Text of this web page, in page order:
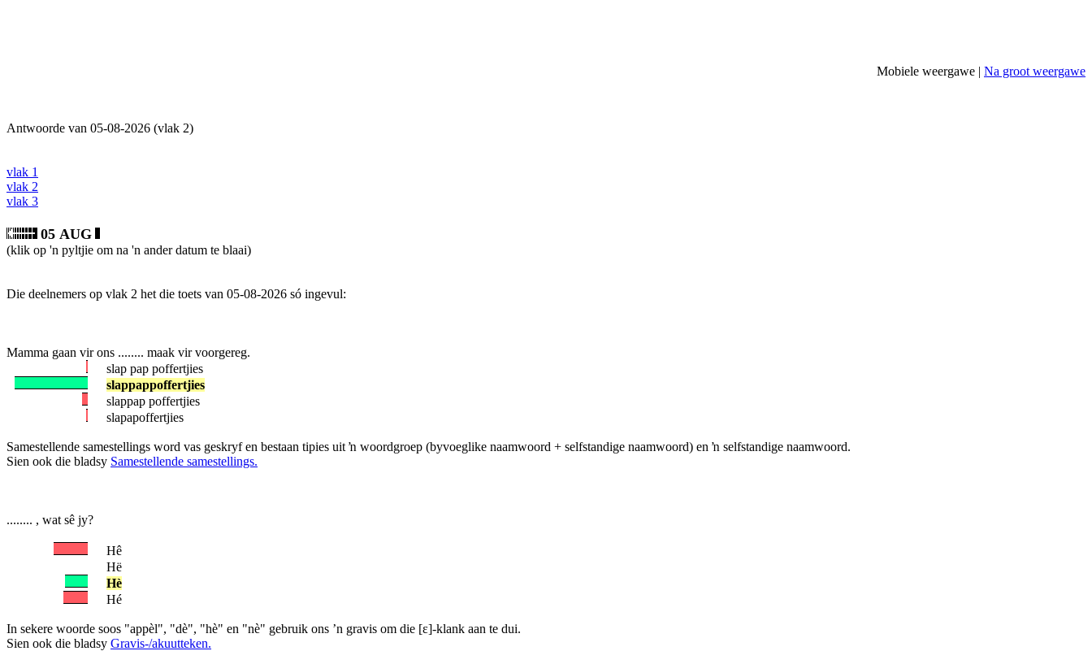
Mobiele weergawe | Na groot weergawe
Antwoorde van 05-08-2026 (vlak 2)
vlak 1
vlak 2
vlak 3
05 AUG
(klik op 'n pyltjie om na 'n ander datum te blaai)
Die deelnemers op vlak 2 het die toets van 05-08-2026 só ingevul:
Mamma gaan vir ons ........ maak vir voorgereg.
slap pap poffertjies
slappappoffertjies
slappap poffertjies
slapapoffertjies
Samestellende samestellings word vas geskryf en bestaan tipies uit ŉ woordgroep (byvoeglike naamwoord + selfstandige naamwoord) en ŉ selfstandige naamwoord.
Sien ook die bladsy Samestellende samestellings.
........ , wat sê jy?
Hê
Hë
Hè
Hé
In sekere woorde soos "appèl", "dè", "hè" en "nè" gebruik ons ’n gravis om die [ε]-klank aan te dui.
Sien ook die bladsy Gravis-/akuutteken.